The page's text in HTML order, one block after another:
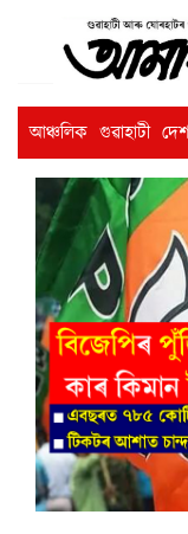
আঞ্চলিক গুৱাহাটী